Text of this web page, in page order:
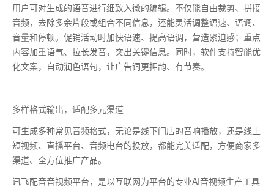
用户可对生成的语音进行细致入微的编辑。不仅能自由裁剪、拼接
音频，去除多余片段或组合不同信息，还能灵活调整语速、语调、
音量和停顿。促销活动时加快语速、提高语调，营造紧迫感；重点
内容加重语气、拉长发音，突出关键信息。同时，软件支持智能优
化文案，自动润色语句，让广告词更押韵、有节奏。
多样格式输出，适配多元渠道
可生成多种常见音频格式，无论是线下门店的音响播放，还是线上
短视频、直播平台、音频电台的投放，都能完美适配，方便商家多
渠道、全方位推广产品。
讯飞配音音视频平台，是以互联网为平台的专业AI音视频生产工具